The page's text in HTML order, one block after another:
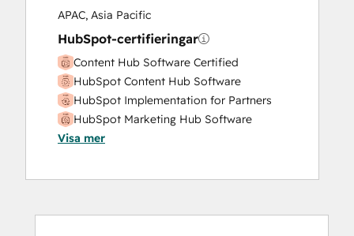
Website Development
APAC, Asia Pacific
HubSpot-certifieringar
Content Hub Software Certified
HubSpot Content Hub Software
HubSpot Implementation for Partners
HubSpot Marketing Hub Software
Certification
Certification
Inbound Marketing
Visa mer